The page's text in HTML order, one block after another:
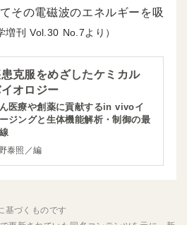
その電磁波のエネルギーを吸
増刊 30 7より）
克服をめざしたケミカル
オロジー
医療や創薬に貢献するin vivoイ
ジングと生体機能解析・制御の最
泰照／編
基づくものです